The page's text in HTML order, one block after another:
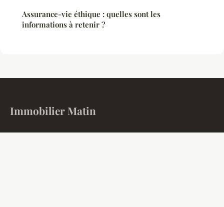
Assurance-vie éthique : quelles sont les
informations à retenir ?
Immobilier Matin